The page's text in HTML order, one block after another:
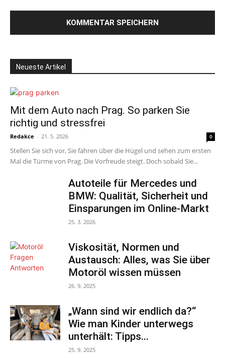
Neueste Artikel
Mit dem Auto nach Prag. So parken Sie
richtig und stressfrei
Redakce - 21. 5. 2026 0
Stellen Sie sich vor, Sie fahren über die Hügel und sehen zum ersten
Mal die Türme von Prag. Die Vorfreude steigt. Doch sobald Sie...
Autoteile für Mercedes und
BMW: Qualität, Sicherheit und
Einsparungen im Online-Markt
25. 3. 2026
Viskosität, Normen und
Austausch: Alles, was Sie über
Motoröl wissen müssen
26. 9. 2025
„Wann sind wir endlich da?“
Wie man Kinder unterwegs
unterhält: Tipps...
25. 9. 2025